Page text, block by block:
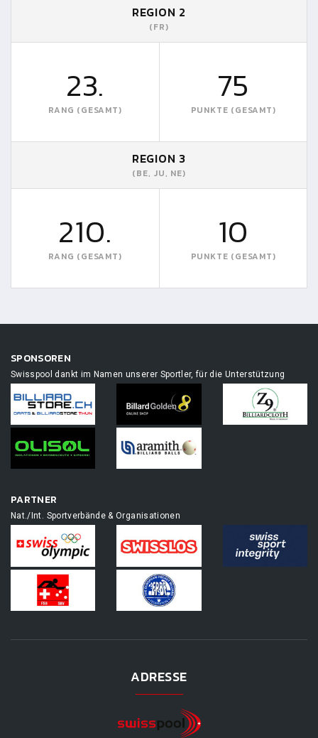
REGION 2
(FR)
23.
RANG (GESAMT)
75
PUNKTE (GESAMT)
REGION 3
(BE, JU, NE)
210.
RANG (GESAMT)
10
PUNKTE (GESAMT)
SPONSOREN
Swisspool dankt im Namen unserer Sportler, für die Unterstützung
PARTNER
Nat./Int. Sportverbände & Organisationen
ADRESSE